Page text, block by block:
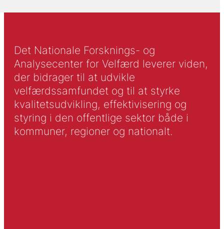
Det Nationale Forsknings- og
Analysecenter for Velfærd leverer viden,
der bidrager til at udvikle
velfærdssamfundet og til at styrke
kvalitetsudvikling, effektivisering og
styring i den offentlige sektor både i
kommuner, regioner og nationalt.